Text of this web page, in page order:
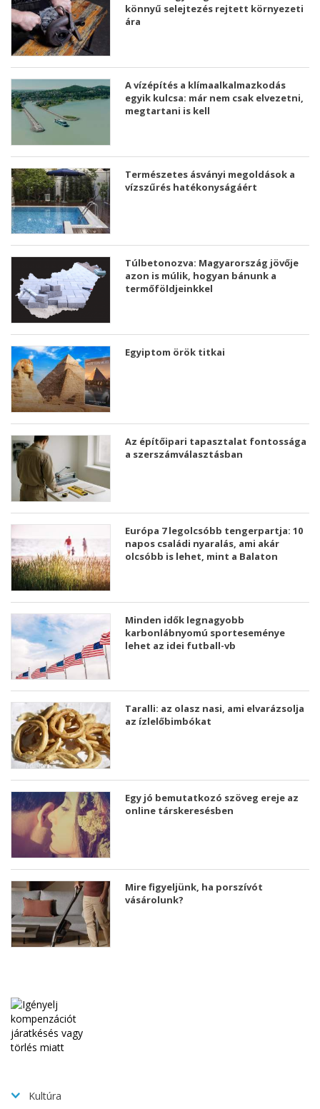
könnyű selejtezés rejtett környezeti
ára
A vízépítés a klímaalkalmazkodás
egyik kulcsa: már nem csak elvezetni,
megtartani is kell
Természetes ásványi megoldások a
vízszűrés hatékonyságáért
Túlbetonozva: Magyarország jövője
azon is múlik, hogyan bánunk a
termőföldjeinkkel
Egyiptom örök titkai
Az építőipari tapasztalat fontossága
a szerszámválasztásban
Európa 7 legolcsóbb tengerpartja: 10
napos családi nyaralás, ami akár
olcsóbb is lehet, mint a Balaton
Minden idők legnagyobb
karbonlábnyomú sporteseménye
lehet az idei futball-vb
Taralli: az olasz nasi, ami elvarázsolja
az ízlelőbimbókat
Egy jó bemutatkozó szöveg ereje az
online társkeresésben
Mire figyeljünk, ha porszívót
vásárolunk?
Kultúra